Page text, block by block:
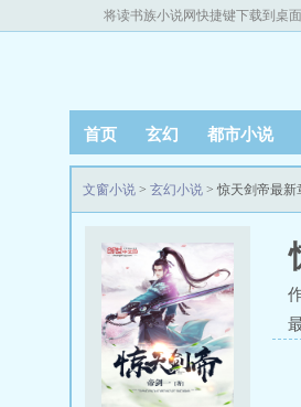
将读书族小说网快捷键下载到桌面
首页 玄幻 都市小说
文窗小说 > 玄幻小说 > 惊天剑帝最新